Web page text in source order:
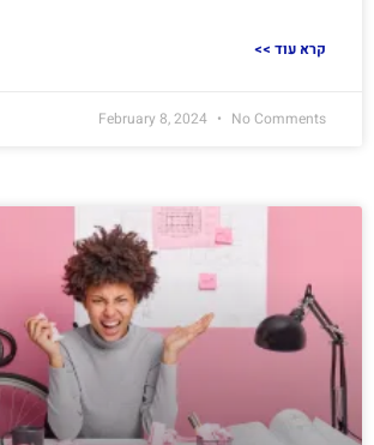
<< קרא עוד
February 8, 2024 No Comments